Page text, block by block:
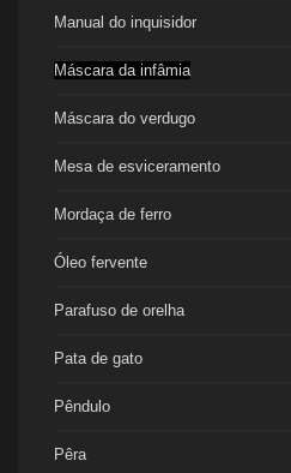
Manual do inquisidor
Máscara da infâmia
Máscara do verdugo
Mesa de esviceramento
Mordaça de ferro
Óleo fervente
Parafuso de orelha
Pata de gato
Pêndulo
Pêra